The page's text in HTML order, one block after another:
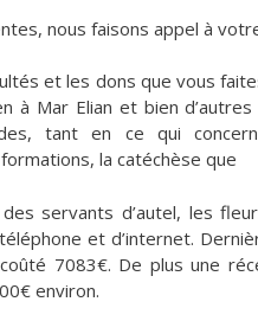
nous faisons appel à
et les dons que vous
à Mar Elian et bien
tant en ce qui
la catéchèse que
servants d’autel, les
et d’internet.
coûté 7083€. De plus une
environ.